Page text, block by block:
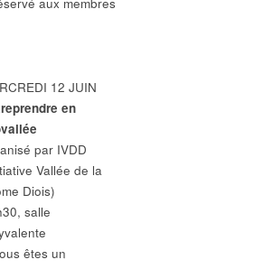
12 JUIN
en
par IVDD
Vallée de la
Diois)
salle
êtes un